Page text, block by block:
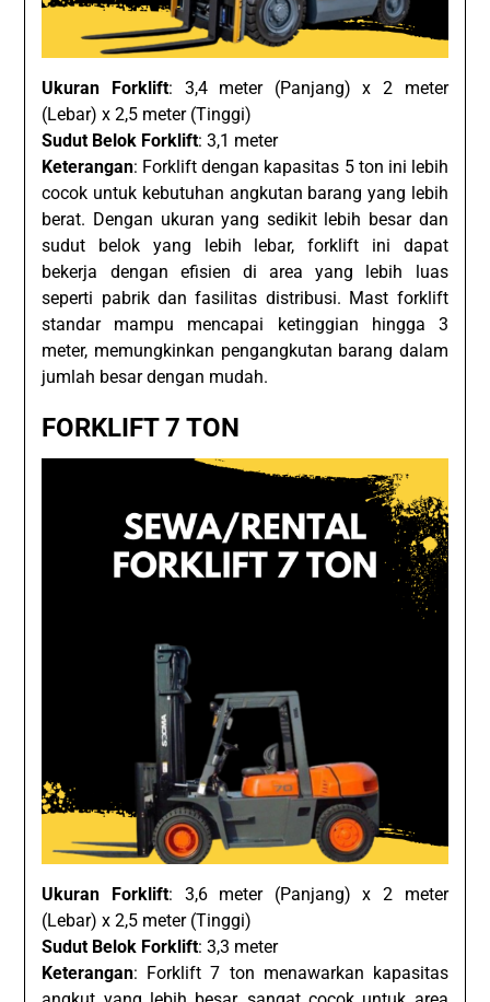
Ukuran Forklift: 3,4 meter (Panjang) x 2 meter
(Lebar) x 2,5 meter (Tinggi)
Sudut Belok Forklift: 3,1 meter
Keterangan: Forklift dengan kapasitas 5 ton ini lebih
cocok untuk kebutuhan angkutan barang yang lebih
berat. Dengan ukuran yang sedikit lebih besar dan
sudut belok yang lebih lebar, forklift ini dapat
bekerja dengan efisien di area yang lebih luas
seperti pabrik dan fasilitas distribusi. Mast forklift
standar mampu mencapai ketinggian hingga 3
meter, memungkinkan pengangkutan barang dalam
jumlah besar dengan mudah.
FORKLIFT 7 TON
Ukuran Forklift: 3,6 meter (Panjang) x 2 meter
(Lebar) x 2,5 meter (Tinggi)
Sudut Belok Forklift: 3,3 meter
Keterangan: Forklift 7 ton menawarkan kapasitas